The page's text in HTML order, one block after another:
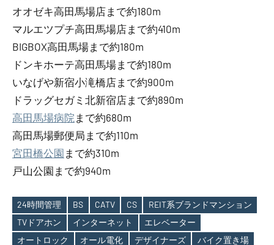
オオゼキ高田馬場店まで約180m
マルエツプチ高田馬場店まで約410m
BIGBOX高田馬場まで約180m
ドンキホーテ高田馬場まで約180m
いなげや新宿小滝橋店まで約900m
ドラッグセガミ北新宿店まで約890m
高田馬場病院 まで約680m
高田馬場郵便局まで約110m
宮田橋公園 まで約310m
戸山公園まで約940m
24時間管理 BS CATV CS
REIT系ブランドマンション
TVドアホン
インターネット
エレベーター
オートロック
オール電化 デザイナーズ
バイク置き場